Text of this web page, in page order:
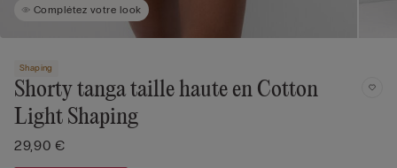
Complétez votre look
Shaping
Shorty tanga taille haute en Cotton
Light Shaping
29,90 €